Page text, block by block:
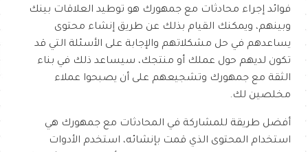
فوائد إجراء محادثات مع جمهورك هو توطيد العلاقات بينك
وبينهم، ويمكنك القيام بذلك عن طريق إنشاء محتوى
يساعدهم في حل مشكلاتهم والإجابة على الأسئلة التي قد
تكون لديهم حول عملك أو منتجك، سيساعد ذلك في بناء
الثقة مع جمهورك وتشجيعهم على أن يصبحوا عملاء
مخلصين لك.
أفضل طريقة للمشاركة في المحادثات مع جمهورك هي
استخدام المحتوى الذي قمت بإنشائه، استخدم الأدوات